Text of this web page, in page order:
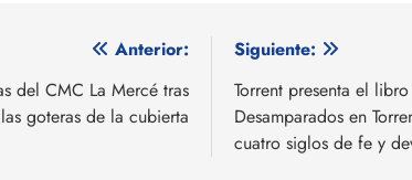
Anterior:
del CMC La Mercé tras
goteras de la cubierta
Siguiente:
Torrent presenta el
Desamparados en
cuatro siglos de fe y